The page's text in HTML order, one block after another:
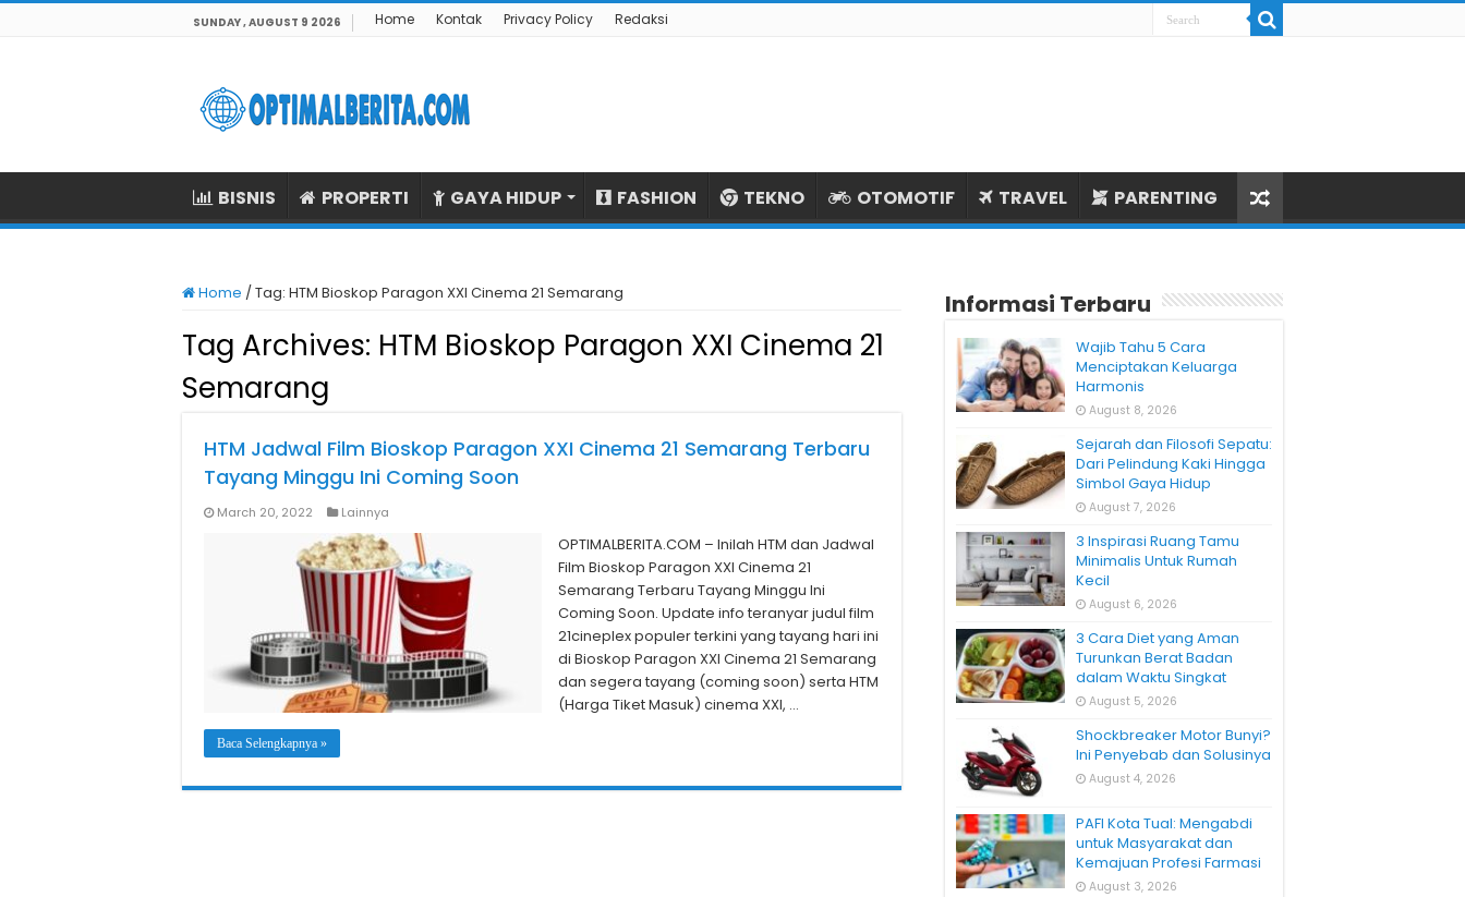
SUNDAY , AUGUST 9 2026 Home Kontak Privacy Policy Redaksi
BISNIS PROPERTI GAYA HIDUP FASHION TEKNO OTOMOTIF TRAVEL PARENTING
Home /Tag: HTM Bioskop Paragon XXI Cinema 21 Semarang
Tag Archives: HTM Bioskop Paragon XXI Cinema 21
Semarang
HTM Jadwal Film Bioskop Paragon XXI Cinema 21 Semarang Terbaru
Tayang Minggu Ini Coming Soon
March 20, 2022 Lainnya
OPTIMALBERITA.COM – Inilah HTM dan Jadwal
Film Bioskop Paragon XXI Cinema 21
Semarang Terbaru Tayang Minggu Ini
Coming Soon. Update info teranyar judul film
21cineplex populer terkini yang tayang hari ini
di Bioskop Paragon XXI Cinema 21 Semarang
dan segera tayang (coming soon) serta HTM
(Harga Tiket Masuk) cinema XXI, …
Baca Selengkapnya »
Informasi Terbaru
Wajib Tahu 5 Cara
Menciptakan Keluarga
Harmonis
August 8, 2026
Sejarah dan Filosofi Sepatu:
Dari Pelindung Kaki Hingga
Simbol Gaya Hidup
August 7, 2026
3 Inspirasi Ruang Tamu
Minimalis Untuk Rumah
Kecil
August 6, 2026
3 Cara Diet yang Aman
Turunkan Berat Badan
dalam Waktu Singkat
August 5, 2026
Shockbreaker Motor Bunyi?
Ini Penyebab dan Solusinya
August 4, 2026
PAFI Kota Tual: Mengabdi
untuk Masyarakat dan
Kemajuan Profesi Farmasi
August 3, 2026